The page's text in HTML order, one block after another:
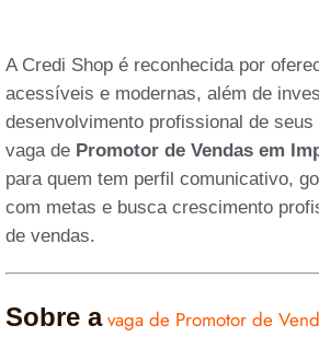
A Credi Shop é reconhecida por
acessíveis e modernas, além de
desenvolvimento profissional de seus
vaga de Promotor de Vendas em
para quem tem perfil comunicativo,
com metas e busca crescimento
de vendas.
Sobre avaga de Promotor de